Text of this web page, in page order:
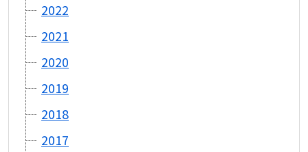
2022
2021
2020
2019
2018
2017